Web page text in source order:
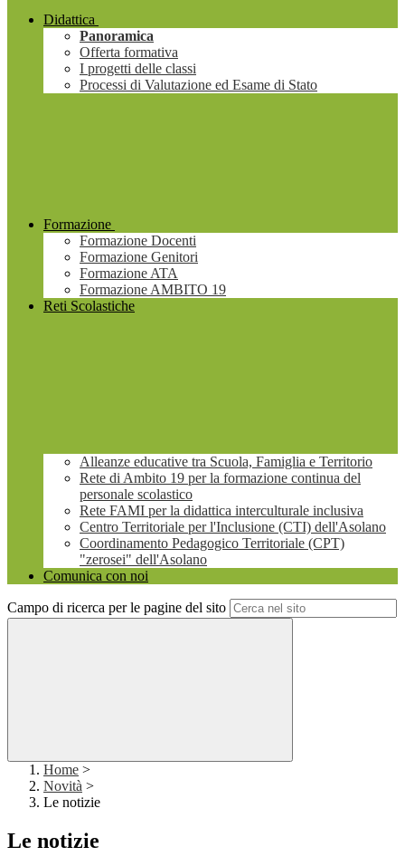
Didattica
Panoramica
Offerta formativa
I progetti delle classi
Processi di Valutazione ed Esame di Stato
Formazione
Formazione Docenti
Formazione Genitori
Formazione ATA
Formazione AMBITO 19
Reti Scolastiche
Alleanze educative tra Scuola, Famiglia e Territorio
Rete di Ambito 19 per la formazione continua del
personale scolastico
Rete FAMI per la didattica interculturale inclusiva
Centro Territoriale per l'Inclusione (CTI) dell'Asolano
Coordinamento Pedagogico Territoriale (CPT)
"zerosei" dell'Asolano
Comunica con noi
Campo di ricerca per le pagine del sito
Home >
Novità >
Le notizie
Le notizie